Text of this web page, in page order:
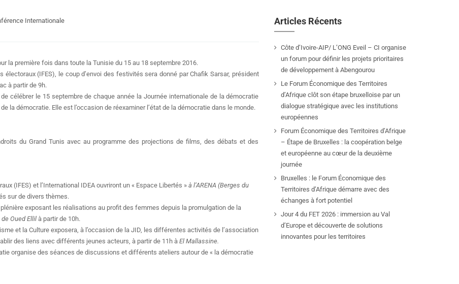
Internationale
la première fois dans toute la Tunisie du 15 au 18 septembre 2016.
(IFES), le coup d’envoi des festivités sera donné par Chafik Sarsar, président
à partir de 9h.
célébrer le 15 septembre de chaque année la Journée internationale de la démocratie
la démocratie. Elle est l’occasion de réexaminer l’état de la démocratie dans le monde.
du Grand Tunis avec au programme des projections de films, des débats et des
(IFES) et l’International IDEA ouvriront un « Espace Libertés » à l’ARENA (Berges du
sur de divers thèmes.
exposant les réalisations au profit des femmes depuis la promulgation de la
Oued Ellil à partir de 10h.
et la Culture exposera, à l’occasion de la JID, les différentes activités de l’association
des liens avec différents jeunes acteurs, à partir de 11h à El Mallassine.
organise des séances de discussions et différents ateliers autour de « la démocratie
Articles Récents
Côte d’Ivoire-AIP/ L’ONG Eveil – CI organise
un forum pour définir les projets prioritaires
de développement à Abengourou
Le Forum Économique des Territoires
d’Afrique clôt son étape bruxelloise par un
dialogue stratégique avec les institutions
européennes
Forum Économique des Territoires d’Afrique
– Étape de Bruxelles : la coopération belge
et européenne au cœur de la deuxième
journée
Bruxelles : le Forum Économique des
Territoires d’Afrique démarre avec des
échanges à fort potentiel
Jour 4 du FET 2026 : immersion au Val
d’Europe et découverte de solutions
innovantes pour les territoires